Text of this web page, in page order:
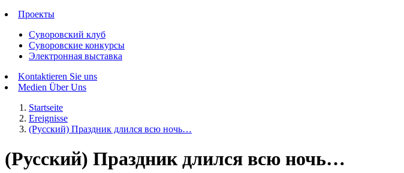
Проекты
Суворовский клуб
Суворовские конкурсы
Электронная выставка
Kontaktieren Sie uns
Medien Über Uns
Startseite
Ereignisse
(Русский) Праздник длился всю ночь…
(Русский) Праздник длился всю ночь…